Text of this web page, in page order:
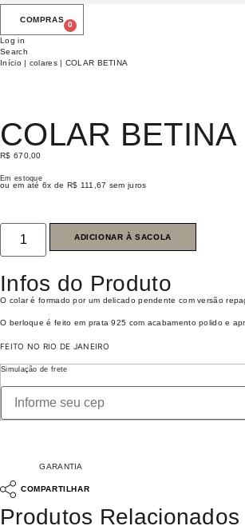
0
Log in
Search
Início| colares| COLAR BETINA
COLAR BETINA
R$ 670,00
Em estoque
ou em até 6x de R$ 111,67 sem juros
ADICIONAR À SACOLA
Infos do Produto
O colar é formado por um delicado pendente com versão
O berloque é feito em prata 925 com acabamento polido e
FEITO NO RIO DE JANEIRO
Simulação de frete
GARANTIA
COMPARTILHAR
Produtos Relacionados